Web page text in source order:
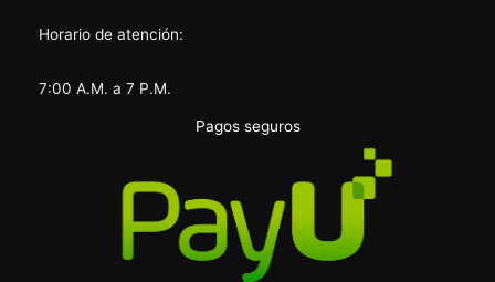
Horario de atención:
7:00 A.M. a 7 P.M.
Pagos seguros